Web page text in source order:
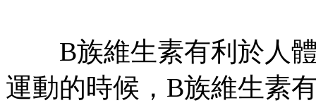
B族維生素有利於人體
運動的時候，B族維生素